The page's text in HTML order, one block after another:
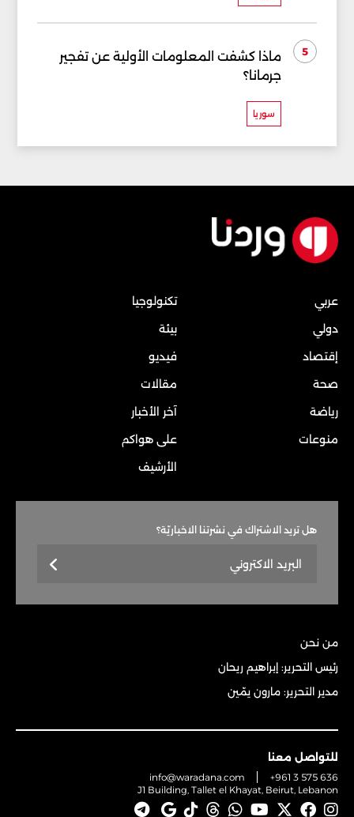
5
ماذا كشفت المعلومات الأولية عن تفجير
جرمانا؟
سوريا
عربي
دولي
إقتصاد
صحة
رياضة
منوعات
تكنولوجيا
بيئة
فيديو
مقالات
آخر الأخبار
على هواكم
الأرشيف
هل تريد الاشتراك في نشرتنا الاخباريّة؟
من نحن
رئيس التحرير: إبراهيم ريحان
مدير التحرير: مارون يمّين
للتواصل معنا
info@waradana.com
+961 3 575 636
J1 Building, Tallet el Khayat, Beirut, Lebanon